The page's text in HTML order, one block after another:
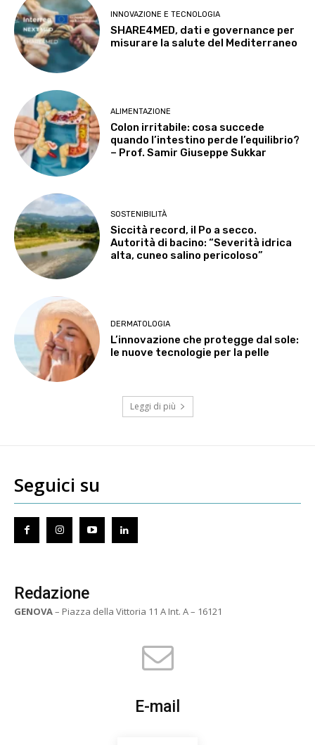
INNOVAZIONE E TECNOLOGIA
SHARE4MED, dati e governance per
misurare la salute del Mediterraneo
ALIMENTAZIONE
Colon irritabile: cosa succede
quando l’intestino perde l’equilibrio?
– Prof. Samir Giuseppe Sukkar
SOSTENIBILITÀ
Siccità record, il Po a secco.
Autorità di bacino: “Severità idrica
alta, cuneo salino pericoloso”
DERMATOLOGIA
L’innovazione che protegge dal sole:
le nuove tecnologie per la pelle
Leggi di più
Seguici su
Redazione
GENOVA– Piazza della Vittoria 11 A Int. A – 16121
E-mail